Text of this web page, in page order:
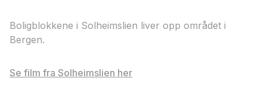
Boligblokkene i Solheimslien liver opp området i
Bergen.
Se film fra Solheimslien her